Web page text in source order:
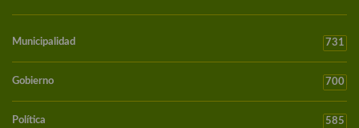
Municipalidad 731
Gobierno 700
Política 585